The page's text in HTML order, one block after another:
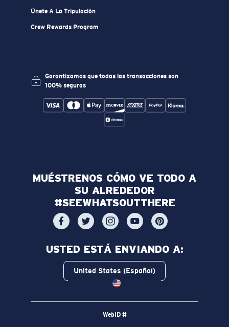
Únete A La Tripulación
Crew Rewards Program
Garantizamos que todas las transacciones son
100% seguras
MUÉSTRENOS CÓMO VE TODO A
SU ALREDEDOR
#SEEWHATSOUTTHERE
USTED ESTÁ ENVIANDO A:
United States (Español)
WebID #